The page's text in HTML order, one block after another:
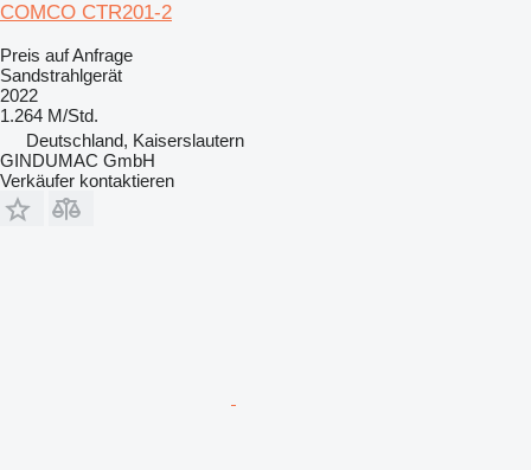
COMCO CTR201-2
Preis auf Anfrage
Sandstrahlgerät
2022
1.264 M/Std.
Deutschland, Kaiserslautern
GINDUMAC GmbH
Verkäufer kontaktieren